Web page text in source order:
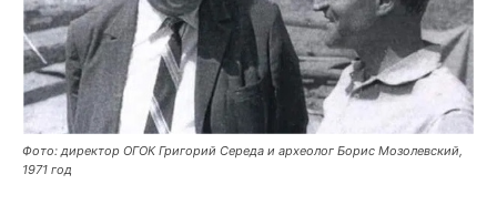
Фото: директор ОГОК Григорий Середа и археолог Борис Мозолевский,
1971 год